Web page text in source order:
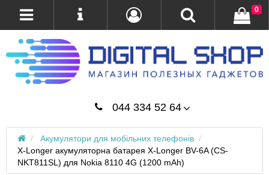
044 334 52 64
0
Акумулятори для мобільних телефонів
X-Longer акумуляторна батарея X-Longer BV-6A (CS-
NKT811SL) для Nokia 8110 4G (1200 mAh)